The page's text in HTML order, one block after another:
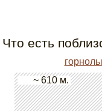
Что есть
~ 610 м.